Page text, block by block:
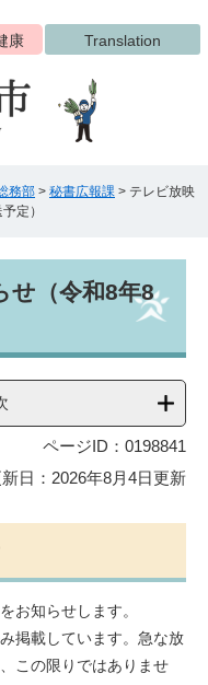
康 Translation
務部 > 秘書広報課 > テレビ放映
定）
せ（令和8年8
ページID：0198841
日：2026年8月4日更新
お知らせします。
掲載しています。急な放
この限りではありませ